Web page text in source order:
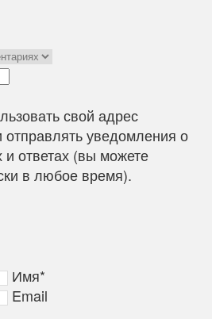
свой адрес
отправлять уведомления о
ответах (вы можете
в любое время).
Имя*
Email